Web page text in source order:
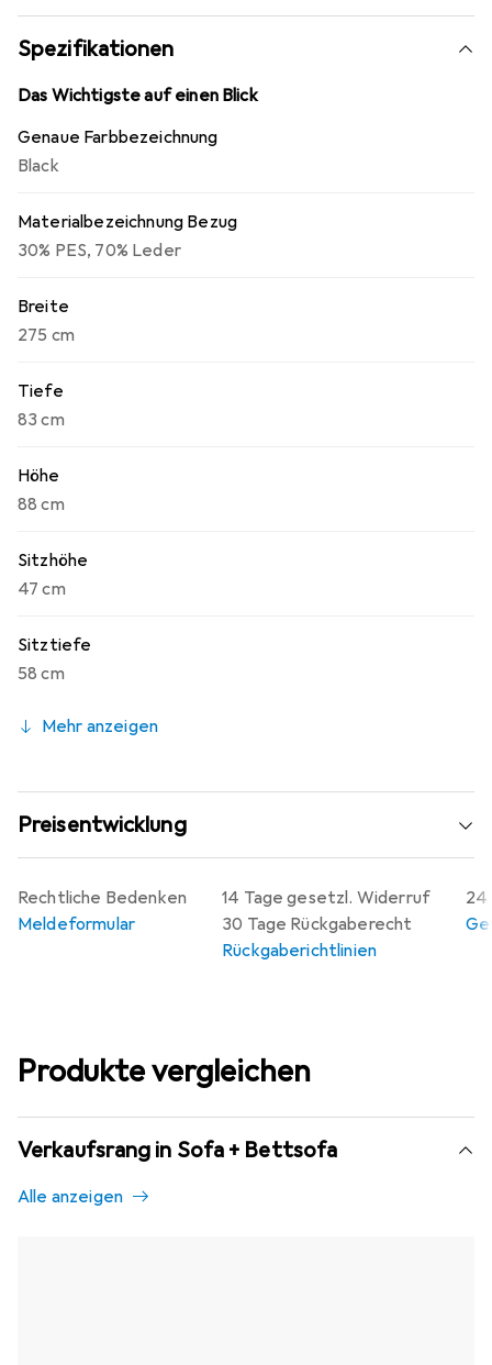
cm und die Höhe der Armlehnen 72 cm.
Spezifikationen
Das Wichtigste auf einen Blick
Genaue Farbbezeichnung
Black
Materialbezeichnung Bezug
30% PES, 70% Leder
Breite
275 cm
Tiefe
83 cm
Höhe
88 cm
Sitzhöhe
47 cm
Sitztiefe
58 cm
Mehr anzeigen
Preisentwicklung
14 Tage gesetzl. Widerruf
30 Tage Rückgaberecht
Rückgaberichtlinien
24
Rechtliche Bedenken
Meldeformular
Produkte vergleichen
Verkaufsrang in Sofa + Bettsofa
Alle anzeigen